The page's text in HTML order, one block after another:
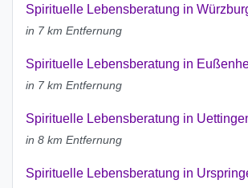
Spirituelle Lebensberatung in
in 7 km Entfernung
Spirituelle Lebensberatung in
in 7 km Entfernung
Spirituelle Lebensberatung in
in 8 km Entfernung
Spirituelle Lebensberatung in